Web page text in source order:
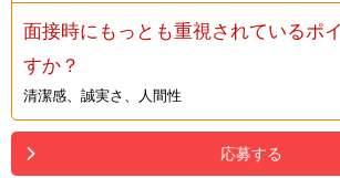
面接時にもっとも重視されているポ
すか？
清潔感、誠実さ、人間性
応募する